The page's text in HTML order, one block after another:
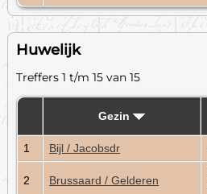
Huwelijk
Treffers 1 t/m 15 van 15
Gezin
1 Bijl / Jacobsdr
2 Brussaard / Gelderen